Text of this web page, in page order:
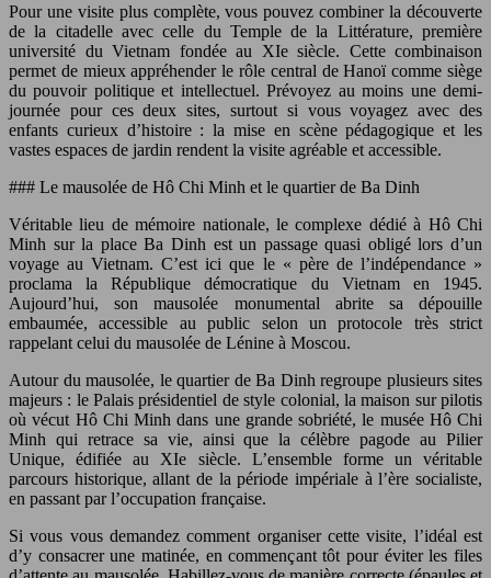
Pour une visite plus complète, vous pouvez combiner la découverte
de la citadelle avec celle du Temple de la Littérature, première
université du Vietnam fondée au XIe siècle. Cette combinaison
permet de mieux appréhender le rôle central de Hanoï comme siège
du pouvoir politique et intellectuel. Prévoyez au moins une demi-
journée pour ces deux sites, surtout si vous voyagez avec des
enfants curieux d’histoire : la mise en scène pédagogique et les
vastes espaces de jardin rendent la visite agréable et accessible.
### Le mausolée de Hô Chi Minh et le quartier de Ba Dinh
Véritable lieu de mémoire nationale, le complexe dédié à Hô Chi
Minh sur la place Ba Dinh est un passage quasi obligé lors d’un
voyage au Vietnam. C’est ici que le « père de l’indépendance »
proclama la République démocratique du Vietnam en 1945.
Aujourd’hui, son mausolée monumental abrite sa dépouille
embaumée, accessible au public selon un protocole très strict
rappelant celui du mausolée de Lénine à Moscou.
Autour du mausolée, le quartier de Ba Dinh regroupe plusieurs sites
majeurs : le Palais présidentiel de style colonial, la maison sur pilotis
où vécut Hô Chi Minh dans une grande sobriété, le musée Hô Chi
Minh qui retrace sa vie, ainsi que la célèbre pagode au Pilier
Unique, édifiée au XIe siècle. L’ensemble forme un véritable
parcours historique, allant de la période impériale à l’ère socialiste,
en passant par l’occupation française.
Si vous vous demandez comment organiser cette visite, l’idéal est
d’y consacrer une matinée, en commençant tôt pour éviter les files